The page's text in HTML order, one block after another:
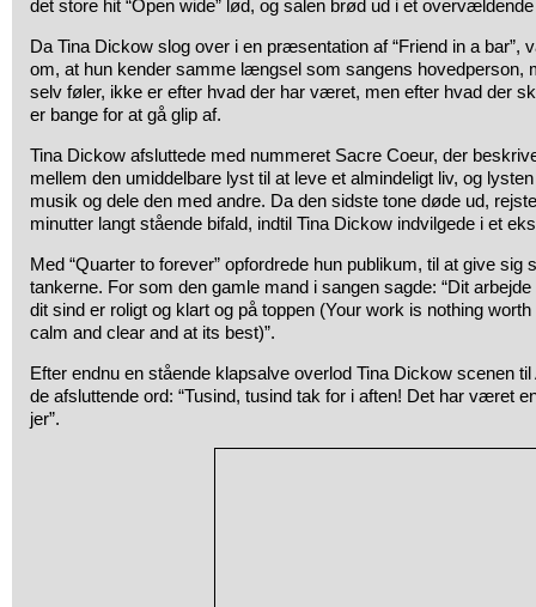
det store hit “Open wide” lød, og salen brød ud i et
Da Tina Dickow slog over i en præsentation af “Friend in a bar”,
om, at hun kender samme længsel som sangens hovedperson,
selv føler, ikke er efter hvad der har været, men efter hvad der
er bange for at gå glip af.
Tina Dickow afsluttede med nummeret Sacre Coeur, der
mellem den umiddelbare lyst til at leve et almindeligt liv, og
musik og dele den med andre. Da den sidste tone døde ud,
minutter langt stående bifald, indtil Tina Dickow indvilgede i et
Med “Quarter to forever” opfordrede hun publikum, til at give sig
tankerne. For som den gamle mand i sangen sagde: “Dit
dit sind er roligt og klart og på toppen (Your work is nothing
calm and clear and at its best)”.
Efter endnu en stående klapsalve overlod Tina Dickow scenen
de afsluttende ord: “Tusind, tusind tak for i aften! Det har været
jer”.